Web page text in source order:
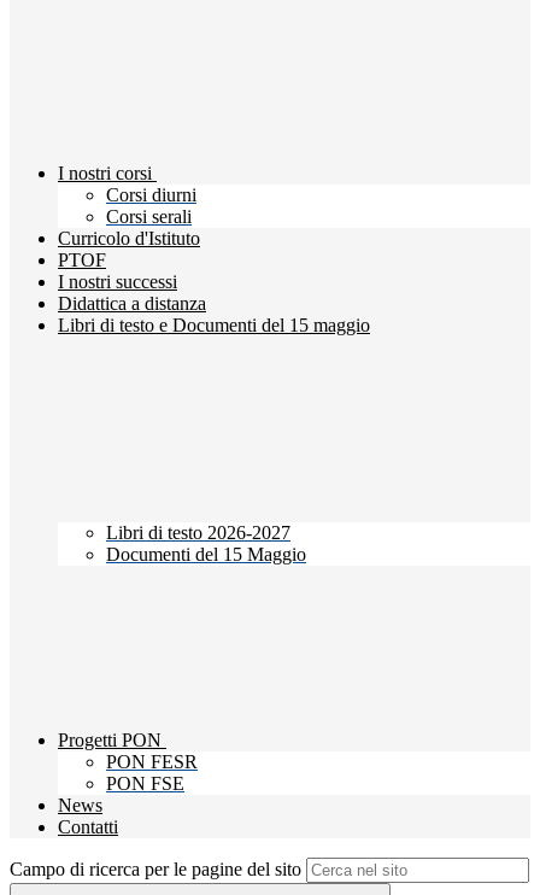
I nostri corsi
Corsi diurni
Corsi serali
Curricolo d'Istituto
PTOF
I nostri successi
Didattica a distanza
Libri di testo e Documenti del 15 maggio
Libri di testo 2026-2027
Documenti del 15 Maggio
Progetti PON
PON FESR
PON FSE
News
Contatti
Campo di ricerca per le pagine del sito